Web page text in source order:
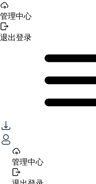
管理中心
退出登录
管理中心